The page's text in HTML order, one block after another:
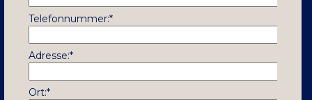
Telefonnummer:*
Adresse:*
Ort:*